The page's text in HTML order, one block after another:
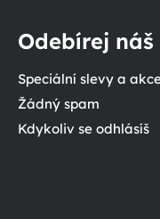
Odebírej
Speciální slevy a
Žádný spam
Kdykoliv se odhlásíš